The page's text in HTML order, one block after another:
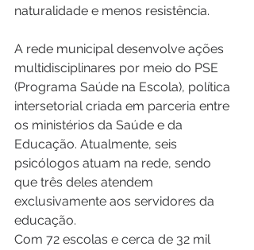
naturalidade e menos resistência.
A rede municipal desenvolve ações
multidisciplinares por meio do PSE
(Programa Saúde na Escola), política
intersetorial criada em parceria entre
os ministérios da Saúde e da
Educação. Atualmente, seis
psicólogos atuam na rede, sendo
que três deles atendem
exclusivamente aos servidores da
educação.
Com 72 escolas e cerca de 32 mil